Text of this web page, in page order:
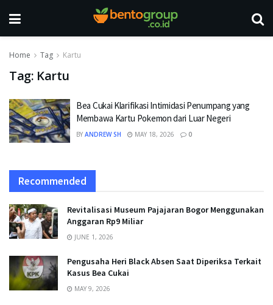
Home Tag Kartu
Tag: Kartu
Bea Cukai Klarifikasi Intimidasi Penumpang yang
Membawa Kartu Pokemon dari Luar Negeri
BY ANDREW SH MAY 18, 2026 0
Recommended
Revitalisasi Museum Pajajaran Bogor Menggunakan
Anggaran Rp9 Miliar
JUNE 1, 2026
Pengusaha Heri Black Absen Saat Diperiksa Terkait
Kasus Bea Cukai
MAY 9, 2026